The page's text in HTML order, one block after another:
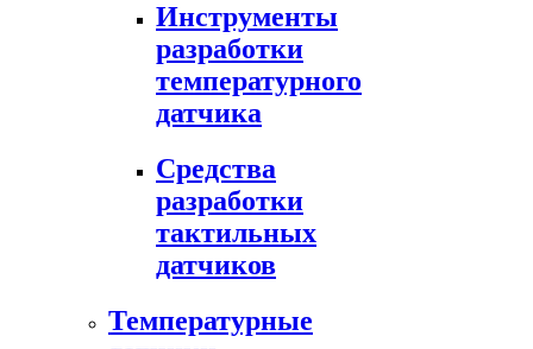
Инструменты
разработки
температурного
датчика
Средства
разработки
тактильных
датчиков
Температурные